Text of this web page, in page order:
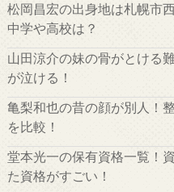
松岡昌宏の出身地は札幌市
中学や高校は？
山田涼介の妹の骨がとける
が泣ける！
亀梨和也の昔の顔が別人！
を比較！
堂本光一の保有資格一覧！
た資格がすごい！